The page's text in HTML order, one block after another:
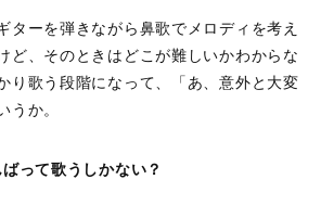
ターを弾きながら鼻歌でメロディを考え
ど、そのときはどこが難しいかわからな
り歌う段階になって、「あ、意外と大変
うか。
って歌うしかない？